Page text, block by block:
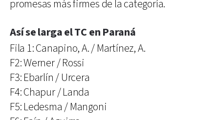
promesas más firmes de la categoría.
Así se larga el TC en Paraná
Fila 1: Canapino, A. / Martínez, A.
F2: Werner / Rossi
F3: Ebarlín / Urcera
F4: Chapur / Landa
F5: Ledesma / Mangoni